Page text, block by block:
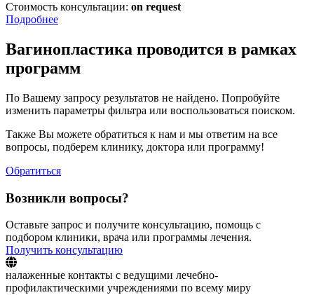
Стоимость консультации: on request
Подробнее
Вагинопластика проводится в рамках
программ
По Вашему запросу результатов не найдено. Попробуйте
изменить параметры фильтра или воспользоваться поиском.
Также Вы можете обратиться к нам и мы ответим на все
вопросы, подберем клинику, доктора или программу!
Обратиться
Возникли вопросы?
Оставьте запрос и получите консультацию, помощь с
подбором клиники, врача или программы лечения.
Получить консультацию
налаженные контакты с ведущими лечебно-
профилактическими учреждениями по всему миру